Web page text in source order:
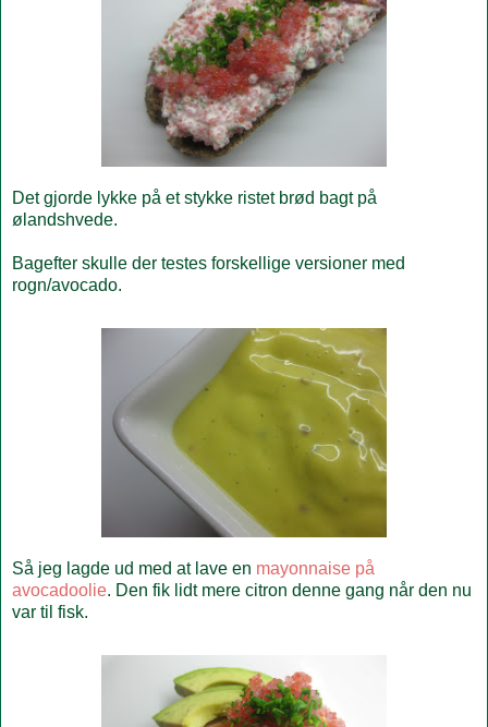
Det gjorde lykke på et stykke ristet brød bagt på
ølandshvede.
Bagefter skulle der testes forskellige versioner med
rogn/avocado.
Så jeg lagde ud med at lave en mayonnaise på
avocadoolie. Den fik lidt mere citron denne gang når den nu
var til fisk.